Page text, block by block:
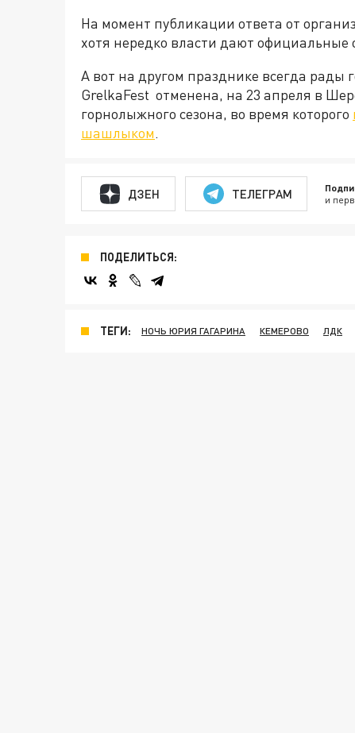
На момент публикации ответа от
хотя нередко власти дают официальные
А вот на другом празднике всегда рады
GrelkaFest отменена, на 23 апреля в
горнолыжного сезона, во время которого
шашлыком.
ДЗЕН ТЕЛЕГРАМ и
ПОДЕЛИТЬСЯ:
ТЕГИ: НОЧЬ ЮРИЯ ГАГАРИНА КЕМЕРОВО ЛДК